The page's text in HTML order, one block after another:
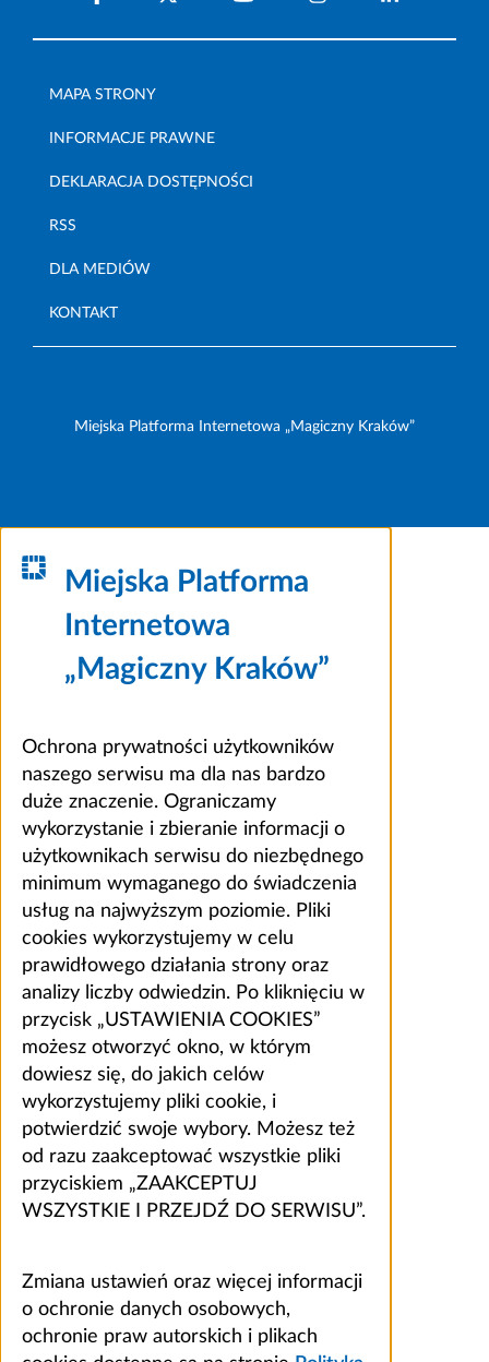
MAPA STRONY
INFORMACJE PRAWNE
DEKLARACJA DOSTĘPNOŚCI
RSS
DLA MEDIÓW
KONTAKT
Miejska Platforma Internetowa „Magiczny Kraków”
Miejska Platforma
Internetowa
„Magiczny Kraków”
Ochrona prywatności użytkowników
naszego serwisu ma dla nas bardzo
duże znaczenie. Ograniczamy
wykorzystanie i zbieranie informacji o
użytkownikach serwisu do niezbędnego
minimum wymaganego do świadczenia
usług na najwyższym poziomie. Pliki
cookies wykorzystujemy w celu
prawidłowego działania strony oraz
analizy liczby odwiedzin. Po kliknięciu w
przycisk „USTAWIENIA COOKIES”
możesz otworzyć okno, w którym
dowiesz się, do jakich celów
wykorzystujemy pliki cookie, i
potwierdzić swoje wybory. Możesz też
od razu zaakceptować wszystkie pliki
przyciskiem „ZAAKCEPTUJ
WSZYSTKIE I PRZEJDŹ DO SERWISU”.
Zmiana ustawień oraz więcej informacji
o ochronie danych osobowych,
ochronie praw autorskich i plikach